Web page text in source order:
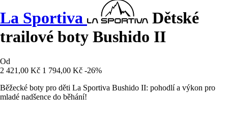
La Sportiva
Dětské
trailové boty Bushido II
Od
2 421,00 Kč 1 794,00 Kč -26%
Běžecké boty pro děti La Sportiva Bushido II: pohodlí a výkon pro
mladé nadšence do běhání!